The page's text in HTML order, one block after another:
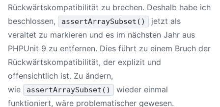
Rückwärtskompatibilität zu brechen. Deshalb habe ich
beschlossen,
assertArraySubset()
jetzt als
veraltet zu markieren und es im nächsten Jahr aus
PHPUnit 9 zu entfernen. Dies führt zu einem Bruch der
Rückwärtskompatibilität, der explizit und
offensichtlich ist. Zu ändern,
wie
assertArraySubset()
wieder einmal
funktioniert, wäre problematischer gewesen.